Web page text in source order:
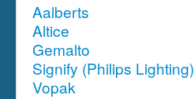
Aalberts
Altice
Gemalto
Signify (Philips Lighting)
Vopak